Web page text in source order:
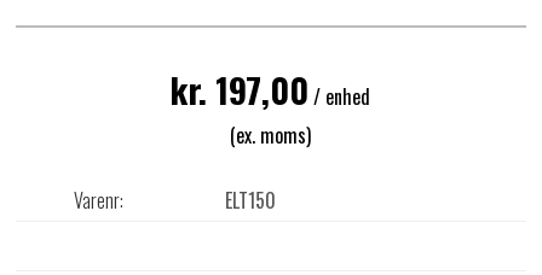
kr. 197,00 / enhed
(ex. moms)
Varenr: ELT150